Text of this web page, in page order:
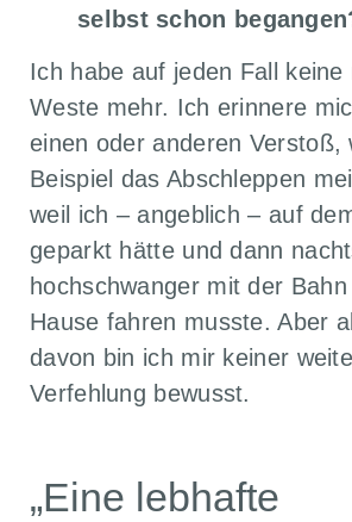
selbst schon
Ich habe auf jeden Fall keine
Weste mehr. Ich erinnere
einen oder anderen Verstoß,
Beispiel das Abschleppen
weil ich – angeblich – auf
geparkt hätte und dann
hochschwanger mit der
Hause fahren musste. Aber
davon bin ich mir keiner
Verfehlung bewusst.
„Eine lebhafte